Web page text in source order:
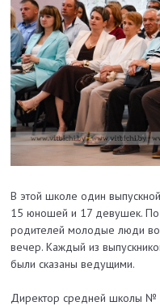
В этой школе один
15 юношей и 17 девушек.
родителей молодые люди
вечер. Каждый из
были сказаны ведущими.
Директор средней школы №